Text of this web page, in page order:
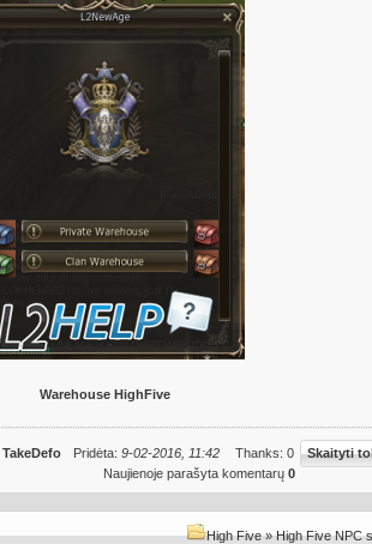
Warehouse HighFive
TakeDefo Pridėta: 9-02-2016, 11:42 Thanks: 0
Skaityti
Naujienoje parašyta komentarų 0
High Five»High Five NPC